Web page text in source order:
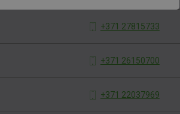
+371 27815733
+371 26150700
+371 22037969